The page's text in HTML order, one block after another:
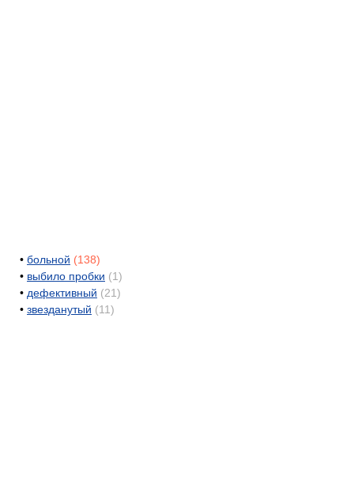
• больной (138)
• выбило пробки (1)
• дефективный (21)
• звезданутый (11)